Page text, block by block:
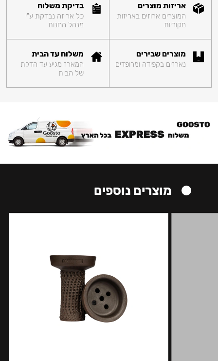
אריזות מוצרים
המוצרים ארוזים באריזות
מקוריות
בדיקת משלוח
כל אריזה נבדקת ע"י
מנהל החנות
מוצרים שבירים
נארזים בקפידה ומרופדים
משלוח עד הבית
המארז מגיע עד הדלת
של הבית
מוצרים נוספים